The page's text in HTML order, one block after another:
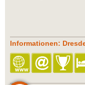
Informationen: